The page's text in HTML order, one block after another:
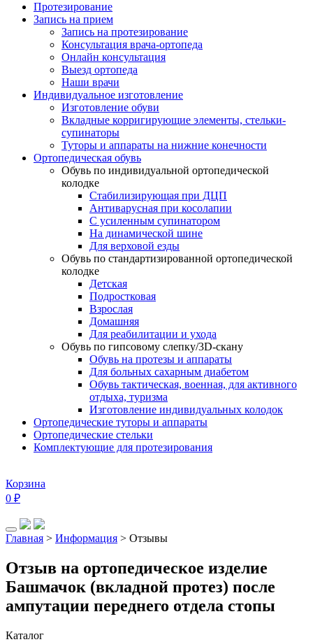
Протезирование
Запись на прием
Запись на протезирование
Консультация врача-ортопеда
Онлайн консультация
Выезд ортопеда
Наши врачи
Индивидуальное изготовление
Изготовление обуви
Вкладные корригирующие элементы, стельки-
супинаторы
Туторы и аппараты на нижние конечности
Ортопедическая обувь
Обувь по индивидуальной ортопедической
колодке
Стабилизирующая при ДЦП
Антиварусная при косолапии
С усиленным супинатором
На динамической шине
Для верховой езды
Обувь по стандартизированной ортопедической
колодке
Детская
Подростковая
Взрослая
Домашняя
Для реабилитации и ухода
Обувь по гипсовому слепку/3D-скану
Обувь на протезы и аппараты
Для больных сахарным диабетом
Обувь тактическая, военная, для активного
отдыха, туризма
Изготовление индивидуальных колодок
Ортопедические туторы и аппараты
Ортопедические стельки
Комплектующие для протезирования
Корзина
0 ₽
Главная > Информация > Отзывы
Отзыв на ортопедическое изделие
Башмачок (вкладной протез) после
ампутации переднего отдела стопы
Каталог